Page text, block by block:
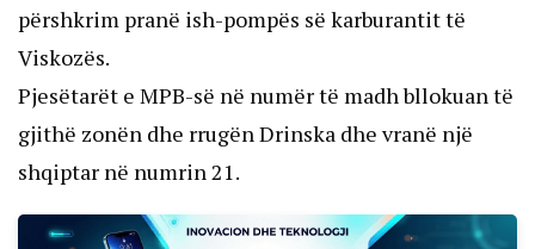
përshkrim pranë ish-pompës së karburantit të
Viskozës.
Pjesëtarët e MPB-së në numër të madh bllokuan të
gjithë zonën dhe rrugën Drinska dhe vranë një
shqiptar në numrin 21.